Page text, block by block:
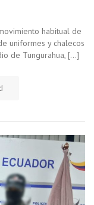
habitual de
uniformes y chalecos
de Tungurahua, […]